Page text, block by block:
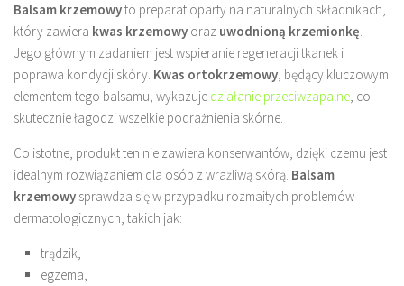
Balsam krzemowyto preparat oparty na naturalnych składnikach,
który zawiera kwas krzemowy oraz uwodnioną krzemionkę.
Jego głównym zadaniem jest wspieranie regeneracji tkanek i
poprawa kondycji skóry. Kwas ortokrzemowy, będący kluczowym
elementem tego balsamu, wykazuje działanie przeciwzapalne, co
skutecznie łagodzi wszelkie podrażnienia skórne.
Co istotne, produkt ten nie zawiera konserwantów, dzięki czemu jest
idealnym rozwiązaniem dla osób z wrażliwą skórą. Balsam
krzemowy sprawdza się w przypadku rozmaitych problemów
dermatologicznych, takich jak:
trądzik,
egzema,